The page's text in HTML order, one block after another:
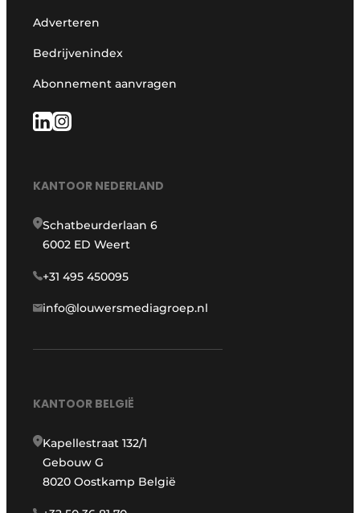
Adverteren
Bedrijvenindex
Abonnement aanvragen
KANTOOR NEDERLAND
Schatbeurderlaan 6
6002 ED Weert
+31 495 450095
info@louwersmediagroep.nl
KANTOOR BELGIË
Kapellestraat 132/1
Gebouw G
8020 Oostkamp België